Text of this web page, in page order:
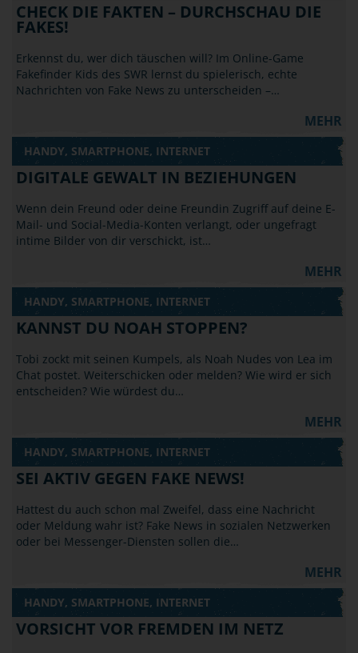
CHECK DIE FAKTEN – DURCHSCHAU DIE
FAKES!
Erkennst du, wer dich täuschen will? Im Online-Game
Fakefinder Kids des SWR lernst du spielerisch, echte
Nachrichten von Fake News zu unterscheiden –…
MEHR
HANDY, SMARTPHONE, INTERNET
DIGITALE GEWALT IN BEZIEHUNGEN
Wenn dein Freund oder deine Freundin Zugriff auf deine E-
Mail- und Social-Media-Konten verlangt, oder ungefragt
intime Bilder von dir verschickt, ist…
MEHR
HANDY, SMARTPHONE, INTERNET
KANNST DU NOAH STOPPEN?
Tobi zockt mit seinen Kumpels, als Noah Nudes von Lea im
Chat postet. Weiterschicken oder melden? Wie wird er sich
entscheiden? Wie würdest du…
MEHR
HANDY, SMARTPHONE, INTERNET
SEI AKTIV GEGEN FAKE NEWS!
Hattest du auch schon mal Zweifel, dass eine Nachricht
oder Meldung wahr ist? Fake News in sozialen Netzwerken
oder bei Messenger-Diensten sollen die…
MEHR
HANDY, SMARTPHONE, INTERNET
VORSICHT VOR FREMDEN IM NETZ